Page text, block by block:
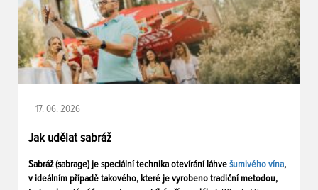
17. 06. 2026
Jak udělat sabráž
Sabráž (sabrage) je speciální technika otevírání láhve šumivého vína,
v ideálním případě takového, které je vyrobeno tradiční metodou,